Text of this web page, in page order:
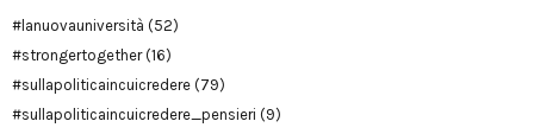
#lanuovauniversità (52)
#strongertogether(16)
#sullapoliticaincuicredere (79)
#sullapoliticaincuicredere_pensieri (9)